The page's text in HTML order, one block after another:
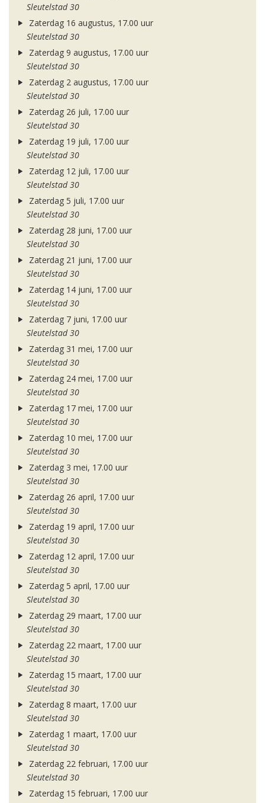
Sleutelstad 30
Zaterdag 16 augustus, 17.00 uur
Sleutelstad 30
Zaterdag 9 augustus, 17.00 uur
Sleutelstad 30
Zaterdag 2 augustus, 17.00 uur
Sleutelstad 30
Zaterdag 26 juli, 17.00 uur
Sleutelstad 30
Zaterdag 19 juli, 17.00 uur
Sleutelstad 30
Zaterdag 12 juli, 17.00 uur
Sleutelstad 30
Zaterdag 5 juli, 17.00 uur
Sleutelstad 30
Zaterdag 28 juni, 17.00 uur
Sleutelstad 30
Zaterdag 21 juni, 17.00 uur
Sleutelstad 30
Zaterdag 14 juni, 17.00 uur
Sleutelstad 30
Zaterdag 7 juni, 17.00 uur
Sleutelstad 30
Zaterdag 31 mei, 17.00 uur
Sleutelstad 30
Zaterdag 24 mei, 17.00 uur
Sleutelstad 30
Zaterdag 17 mei, 17.00 uur
Sleutelstad 30
Zaterdag 10 mei, 17.00 uur
Sleutelstad 30
Zaterdag 3 mei, 17.00 uur
Sleutelstad 30
Zaterdag 26 april, 17.00 uur
Sleutelstad 30
Zaterdag 19 april, 17.00 uur
Sleutelstad 30
Zaterdag 12 april, 17.00 uur
Sleutelstad 30
Zaterdag 5 april, 17.00 uur
Sleutelstad 30
Zaterdag 29 maart, 17.00 uur
Sleutelstad 30
Zaterdag 22 maart, 17.00 uur
Sleutelstad 30
Zaterdag 15 maart, 17.00 uur
Sleutelstad 30
Zaterdag 8 maart, 17.00 uur
Sleutelstad 30
Zaterdag 1 maart, 17.00 uur
Sleutelstad 30
Zaterdag 22 februari, 17.00 uur
Sleutelstad 30
Zaterdag 15 februari, 17.00 uur